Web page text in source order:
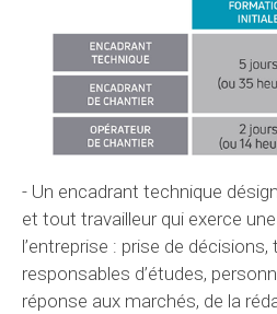
- Un encadrant technique
et tout travailleur qui exerce
l’entreprise : prise de
responsables d’études,
réponse aux marchés, de la